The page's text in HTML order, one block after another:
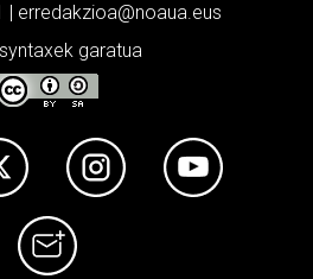
| erredakzioa@noaua.eus
garatua